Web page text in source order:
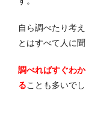
自ら調べたり考
とはすべて人に
調べればすぐわ
ることも多いでし